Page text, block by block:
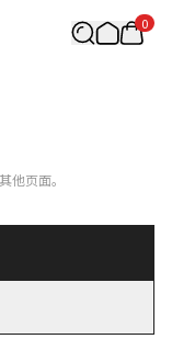
0
他页面。